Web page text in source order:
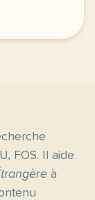
FOS. Il aide
à